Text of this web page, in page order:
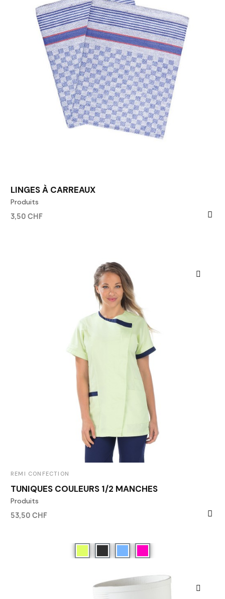
LINGES À CARREAUX
Produits
3,50 CHF
REMI CONFECTION
TUNIQUES COULEURS 1/2 MANCHES
Produits
53,50 CHF